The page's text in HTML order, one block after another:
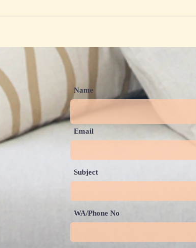
Menjadi Momen yang
Menyenangkan
Name
Email
Subject
WA/Phone No